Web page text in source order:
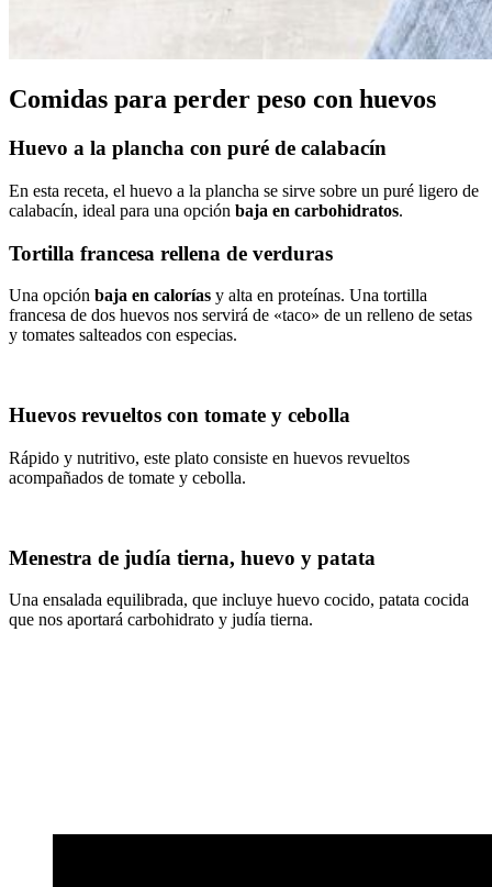
Comidas para perder peso con huevos
Huevo a la plancha con puré de calabacín
En esta receta, el huevo a la plancha se sirve sobre un puré ligero de
calabacín, ideal para una opción baja en carbohidratos.
Tortilla francesa rellena de verduras
Una opción baja en calorías y alta en proteínas. Una tortilla
francesa de dos huevos nos servirá de «taco» de un relleno de setas
y tomates salteados con especias.
Huevos revueltos con tomate y cebolla
Rápido y nutritivo, este plato consiste en huevos revueltos
acompañados de tomate y cebolla.
Menestra de judía tierna, huevo y patata
Una ensalada equilibrada, que incluye huevo cocido, patata cocida
que nos aportará carbohidrato y judía tierna.